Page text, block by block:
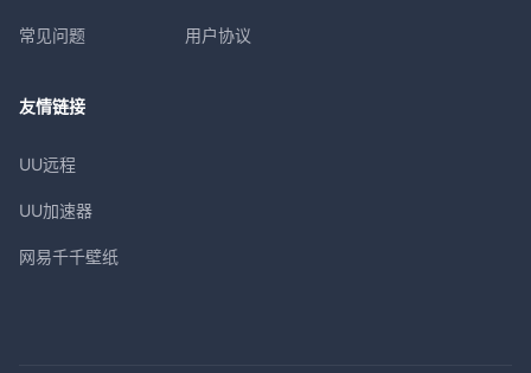
常见问题 用户协议
友情链接
UU远程
UU加速器
网易千千壁纸